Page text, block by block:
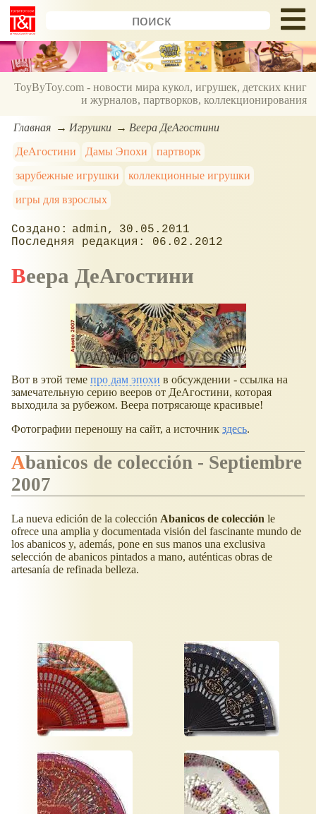
ToyByToy.com - новости мира кукол, игрушек, детских книг
и журналов, партворков, коллекционирования
Главная Игрушки
Веера ДеАгостини
ДеАгостини
Дамы Эпохи
партворк
зарубежные игрушки
коллекционные игрушки
игры для взрослых
admin
30.05.2011
06.02.2012
Веера ДеАгостини
Вот в этой теме про дам эпохи в обсуждении - ссылка на
замечательную серию вееров от ДеАгостини, которая
выходила за рубежом. Веера потрясающе красивые!
Фотографии переношу на сайт, а источник здесь.
Abanicos de colección - Septiembre
2007
La nueva edición de la colección Abanicos de colección le
ofrece una amplia y documentada visión del fascinante mundo de
los abanicos y, además, pone en sus manos una exclusiva
selección de abanicos pintados a mano, auténticas obras de
artesanía de refinada belleza.